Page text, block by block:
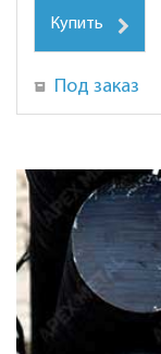
Купить
Под заказ